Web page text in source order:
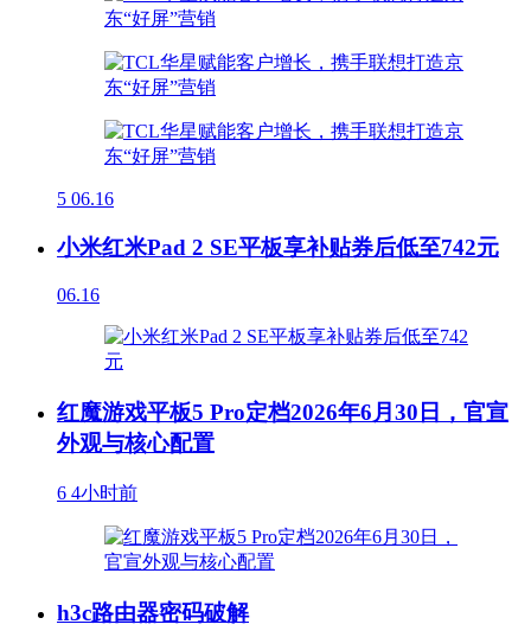
5 06.16
小米红米Pad 2 SE平板享补贴券后低至742元
06.16
红魔游戏平板5 Pro定档2026年6月30日，官宣
外观与核心配置
6 4小时前
h3c路由器密码破解